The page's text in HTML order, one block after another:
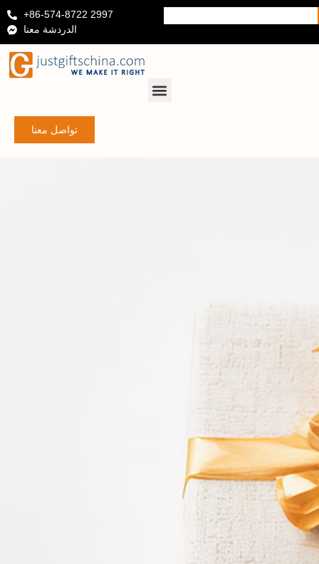
+86-574-8722 2997
الدردشة معنا
تواصل معنا